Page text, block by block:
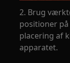
2. Brug
positioner
placering af
apparatet.